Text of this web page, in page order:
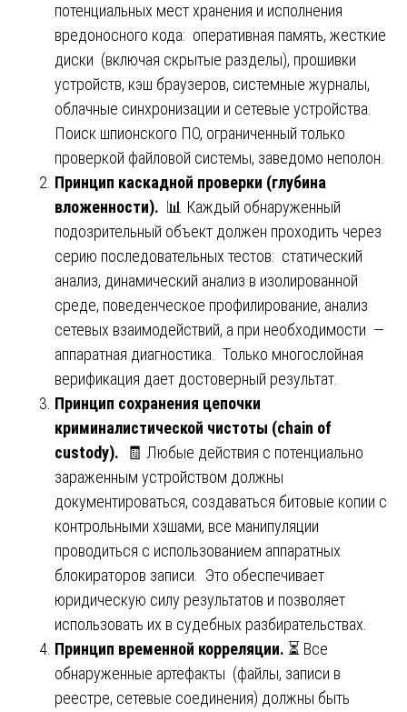
потенциальных мест хранения и исполнения
вредоносного кода: оперативная память, жесткие
диски (включая скрытые разделы), прошивки
устройств, кэш браузеров, системные журналы,
облачные синхронизации и сетевые устройства.
Поиск шпионского ПО, ограниченный только
проверкой файловой системы, заведомо неполон.
Принцип каскадной проверки (глубина
вложенности). 📊 Каждый обнаруженный
подозрительный объект должен проходить через
серию последовательных тестов: статический
анализ, динамический анализ в изолированной
среде, поведенческое профилирование, анализ
сетевых взаимодействий, а при необходимости —
аппаратная диагностика. Только многослойная
верификация дает достоверный результат.
Принцип сохранения цепочки
криминалистической чистоты (chain of
custody).
🧾 Любые действия с потенциально
зараженным устройством должны
документироваться, создаваться битовые копии с
контрольными хэшами, все манипуляции
проводиться с использованием аппаратных
блокираторов записи. Это обеспечивает
юридическую силу результатов и позволяет
использовать их в судебных разбирательствах.
Принцип временной корреляции. ⏳ Все
обнаруженные артефакты (файлы, записи в
реестре, сетевые соединения) должны быть